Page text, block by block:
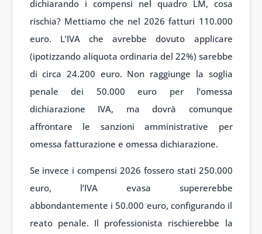
dichiarando i compensi nel quadro LM, cosa
rischia? Mettiamo che nel 2026 fatturi 110.000
euro. L’IVA che avrebbe dovuto applicare
(ipotizzando aliquota ordinaria del 22%) sarebbe
di circa 24.200 euro. Non raggiunge la soglia
penale dei 50.000 euro per l’omessa
dichiarazione IVA, ma dovrà comunque
affrontare le sanzioni amministrative per
omessa fatturazione e omessa dichiarazione.
Se invece i compensi 2026 fossero stati 250.000
euro, l’IVA evasa supererebbe
abbondantemente i 50.000 euro, configurando il
reato penale. Il professionista rischierebbe la